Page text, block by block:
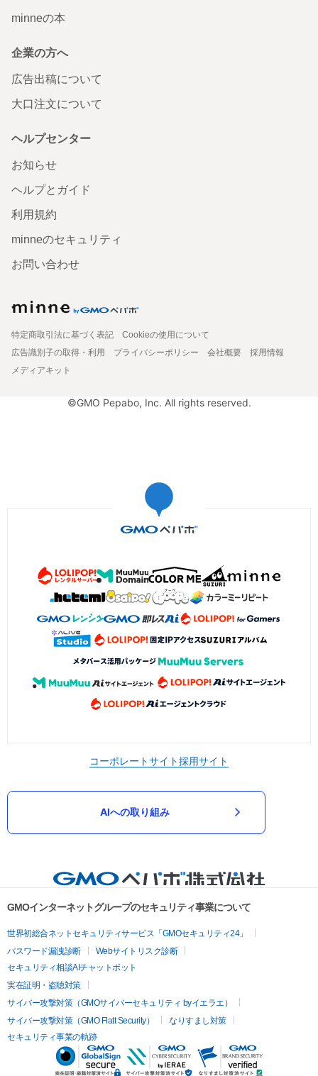
minneの本
企業の方へ
広告出稿について
大口注文について
ヘルプセンター
お知らせ
ヘルプとガイド
利用規約
minneのセキュリティ
お問い合わせ
特定商取引法に基づく表記
Cookieの使用について
広告識別子の取得・利用
プライバシーポリシー 会社概要
採用情報
メディアキット
©GMO Pepabo, Inc. All rights reserved.
コーポレートサイト採用サイト
AIへの取り組み
GMOインターネットグループのセキュリティ事業について
世界初総合ネットセキュリティサービス「GMOセキュリティ24」
パスワード漏洩診断
Webサイトリスク診断
セキュリティ相談AIチャットボット
実在証明・盗聴対策
サイバー攻撃対策（GMOサイバーセキュリティ byイエラエ）
サイバー攻撃対策（GMO Flatt Security）
なりすまし対策
セキュリティ事業の軌跡